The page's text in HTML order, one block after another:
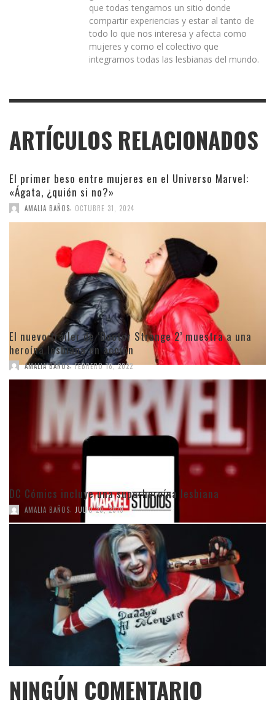
que todas tengamos un sitio donde
compartir experiencias y estar al tanto de
todo lo que nos interesa y afecta como
mujeres y como el colectivo que
integramos todas las lesbianas del mundo.
ARTÍCULOS RELACIONADOS
El primer beso entre mujeres en el Universo Marvel:
«Ágata, ¿quién si no?»
AMALIA BAÑOS OCTUBRE 31, 2024
El nuevo tráiler de ‘Doctor Strange 2’ muestra a una
heroína lesbiana en acción
AMALIA BAÑOS, FEBRERO 18, 2022
DC Cómics incluye una superheroína lesbiana
AMALIA BAÑOS, JULIO 20, 2019
NINGÚN COMENTARIO